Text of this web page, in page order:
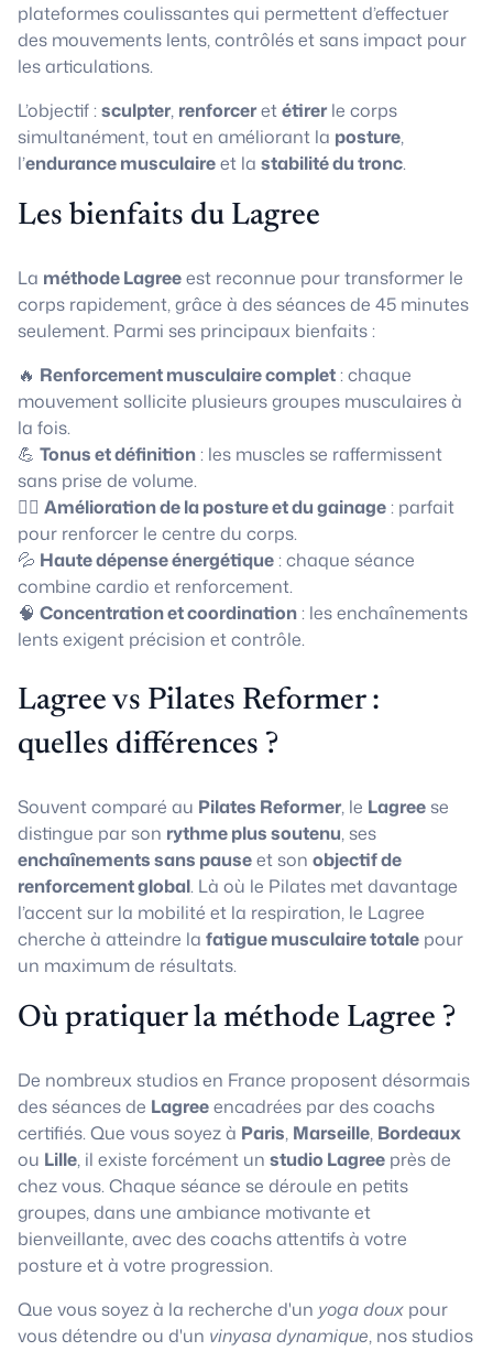
plateformes coulissantes qui permettent d’effectuer
des mouvements lents, contrôlés et sans impact pour
les articulations.
L’objectif :sculpter, renforceretétirerle corps
simultanément, tout en améliorant la posture,
l’endurance musculaireet la stabilité du tronc.
Les bienfaits du Lagree
La méthode Lagreeest reconnue pour transformer le
corps rapidement, grâce à des séances de 45 minutes
seulement. Parmi ses principaux bienfaits :
🔥 Renforcement musculaire complet: chaque
mouvement sollicite plusieurs groupes musculaires à
la fois.
💪 Tonus et définition: les muscles se raffermissent
sans prise de volume.
🧘‍♀️ Amélioration de la posture et du gainage: parfait
pour renforcer le centre du corps.
💦 Haute dépense énergétique: chaque séance
combine cardio et renforcement.
🧠 Concentration et coordination: les enchaînements
lents exigent précision et contrôle.
Lagree vs Pilates Reformer :
quelles différences ?
Souvent comparé au Pilates Reformer, le Lagree se
distingue par son rythme plus soutenu, ses
enchaînements sans pauseet son objectif de
renforcement global. Là où le Pilates met davantage
l’accent sur la mobilité et la respiration, le Lagree
cherche à atteindre la fatigue musculaire totale pour
un maximum de résultats.
Où pratiquer la méthode Lagree ?
De nombreux studios en France proposent désormais
des séances de Lagreeencadrées par des coachs
certifiés. Que vous soyez à Paris, Marseille, Bordeaux
ou Lille, il existe forcément un studio Lagree près de
chez vous. Chaque séance se déroule en petits
groupes, dans une ambiance motivante et
bienveillante, avec des coachs attentifs à votre
posture et à votre progression.
Que vous soyez à la recherche d'un yoga doux pour
vous détendre ou d'un vinyasa dynamique, nos studios